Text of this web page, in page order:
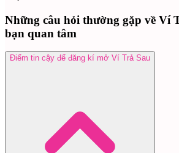
Những câu hỏi thường gặp về Ví
bạn quan tâm
Điểm tin cậy để đăng kí mở Ví Trả Sau